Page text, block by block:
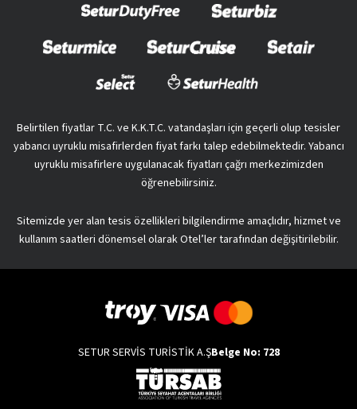
Belirtilen fiyatlar T.C. ve K.K.T.C. vatandaşları için geçerli olup tesisler
yabancı uyruklu misafirlerden fiyat farkı talep edebilmektedir. Yabancı
uyruklu misafirlere uygulanacak fiyatları çağrı merkezimizden
öğrenebilirsiniz.
Sitemizde yer alan tesis özellikleri bilgilendirme amaçlıdır, hizmet ve
kullanım saatleri dönemsel olarak Otel’ler tarafından değişitirilebilir.
SETUR SERVİS TURİSTİK A.ŞBelge No: 728